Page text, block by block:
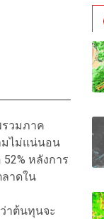
รวมภาค
มไม่แน่นอน
หลังการ
าดใน
าต้นทุนจะ